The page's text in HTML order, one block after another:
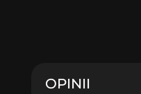
OPINII